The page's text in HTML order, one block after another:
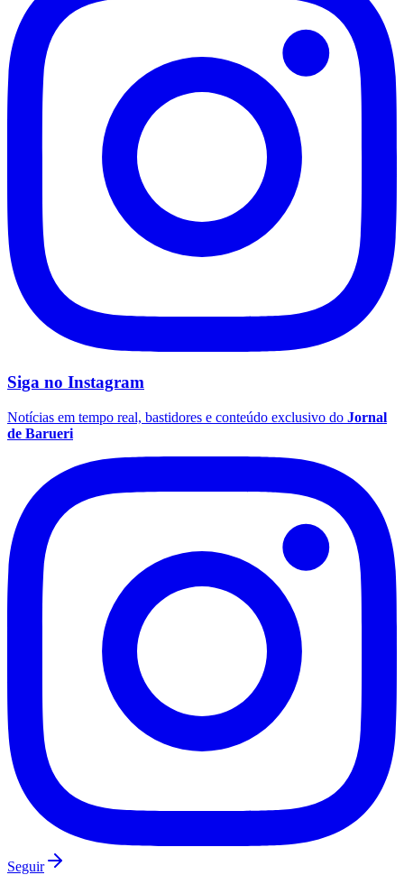
Flamengo
Siga no Instagram
Notícias em tempo real, bastidores e conteúdo exclusivo do Jornal
de Barueri
Seguir